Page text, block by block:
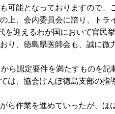
可能となっておりますので、
上、会内委員会に諮り、トラ
迎えるわが国において官民
り、徳島県医師会も、誠に
ら認定要件を満たすものを
は、協会けんぽ徳島支部の
ら作業を進めていったが、ほ